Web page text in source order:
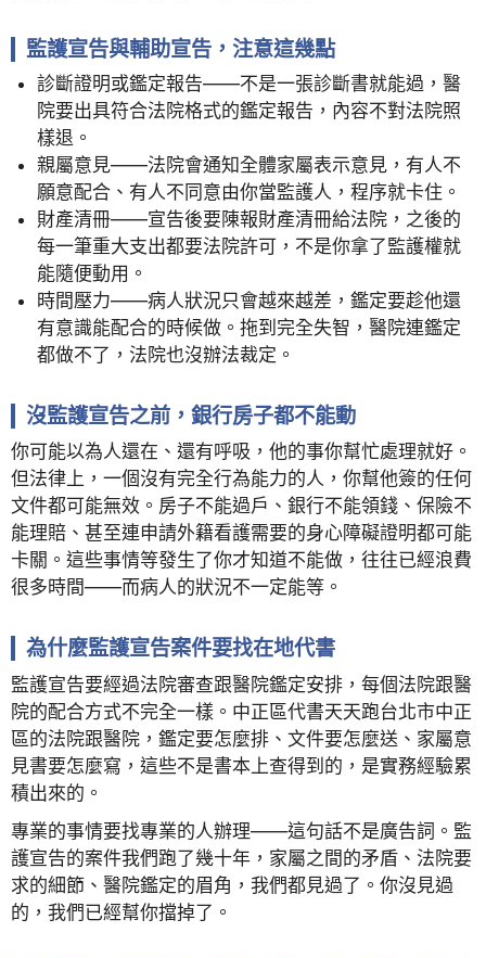
監護宣告與輔助宣告，注意這幾點
診斷證明或鑑定報告——不是一張診斷書就能過，醫
院要出具符合法院格式的鑑定報告，內容不對法院照
樣退。
親屬意見——法院會通知全體家屬表示意見，有人不
願意配合、有人不同意由你當監護人，程序就卡住。
財產清冊——宣告後要陳報財產清冊給法院，之後的
每一筆重大支出都要法院許可，不是你拿了監護權就
能隨便動用。
時間壓力——病人狀況只會越來越差，鑑定要趁他還
有意識能配合的時候做。拖到完全失智，醫院連鑑定
都做不了，法院也沒辦法裁定。
沒監護宣告之前，銀行房子都不能動
你可能以為人還在、還有呼吸，他的事你幫忙處理就好。
但法律上，一個沒有完全行為能力的人，你幫他簽的任何
文件都可能無效。房子不能過戶、銀行不能領錢、保險不
能理賠、甚至連申請外籍看護需要的身心障礙證明都可能
卡關。這些事情等發生了你才知道不能做，往往已經浪費
很多時間——而病人的狀況不一定能等。
為什麼監護宣告案件要找在地代書
監護宣告要經過法院審查跟醫院鑑定安排，每個法院跟醫
院的配合方式不完全一樣。中正區代書天天跑台北市中正
區的法院跟醫院，鑑定要怎麼排、文件要怎麼送、家屬意
見書要怎麼寫，這些不是書本上查得到的，是實務經驗累
積出來的。
專業的事情要找專業的人辦理——這句話不是廣告詞。監
護宣告的案件我們跑了幾十年，家屬之間的矛盾、法院要
求的細節、醫院鑑定的眉角，我們都見過了。你沒見過
的，我們已經幫你擋掉了。